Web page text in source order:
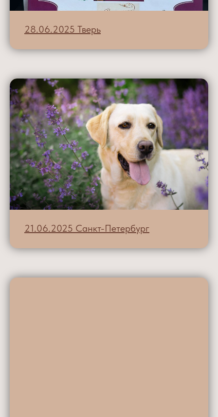
28.06.2025 Тверь
21.06.2025 Санкт-Петербург